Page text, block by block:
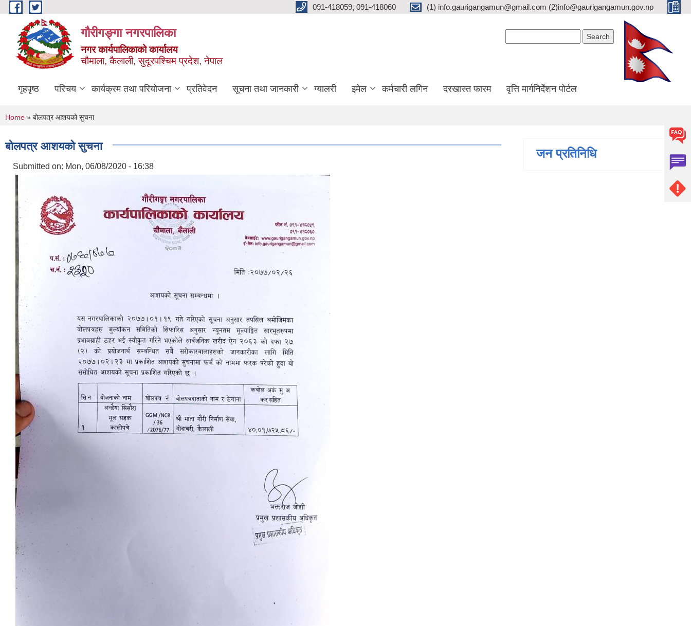
Skip to main content 091-418059, 091-418060 (1) info.gaurigangamun@gmail.com (2)info@gaurigangamun.gov.np
गौरीगङ्गा नगरपालिका
नगर कार्यपालिकाको कार्यालय
चौमाला, कैलाली, सुदूरपश्चिम प्रदेश, नेपाल
गृहपृष्ठ परिचय कार्यक्रम तथा परियोजना प्रतिवेदन सूचना तथा जानकारी ग्यालरी इमेल कर्मचारी लगिन दरखास्त फारम वृत्ति मार्गनिर्देशन पोर्टल
You are here
Home » बोलपत्र आशयको सुचना
बोलपत्र आशयको सुचना
Submitted on: Mon, 06/08/2020 - 16:38
जन प्रतिनिधि